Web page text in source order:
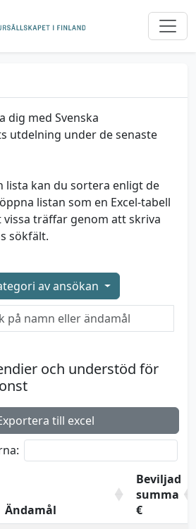
dig med Svenska
utdelning under de senaste
lista kan du sortera enligt de
listan som en Excel-tabell
träffar genom att skriva
sökfält.
av ansökan
och understöd för
till excel
Ändamål
Beviljad
summa
€